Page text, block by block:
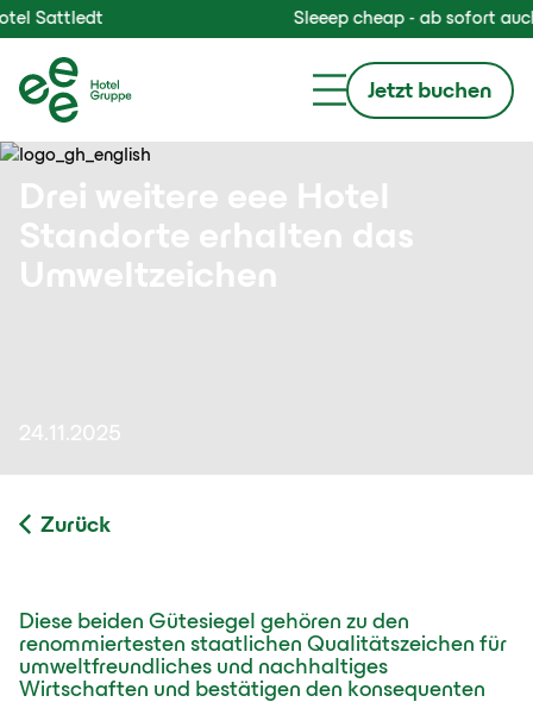
Sattledt Sleeep cheap - ab sofort
Jetzt buchen
Drei weitere eee Hotel
Standorte erhalten das
Umweltzeichen
24.11.2025
Zurück
Diese beiden Gütesiegel gehören zu den
renommiertesten staatlichen Qualitätszeichen für
umweltfreundliches und nachhaltiges
Wirtschaften und bestätigen den konsequenten